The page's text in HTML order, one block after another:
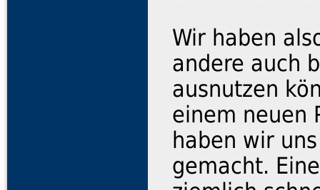
Wir haben
andere auch
ausnutzen
einem neuen
haben wir
gemacht.